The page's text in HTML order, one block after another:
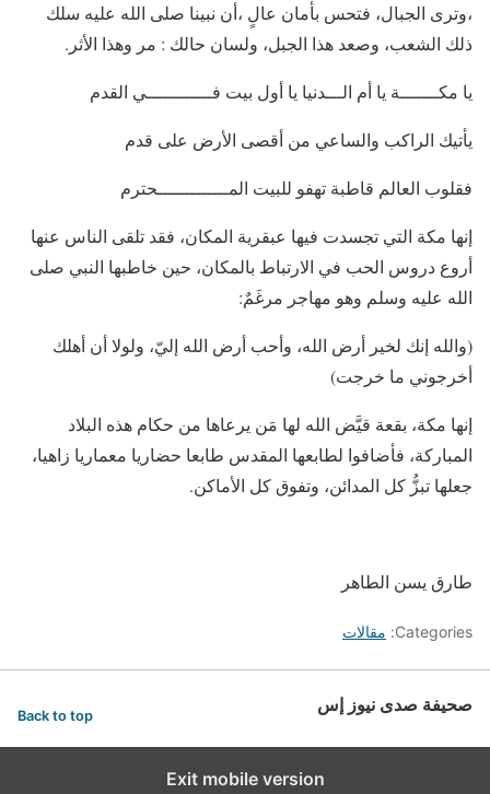
،وترى الجبال، فتحس بأمان عالٍ ،أن نبينا صلى الله عليه سلك
ذلك الشعب، وصعد هذا الجبل، ولسان حالك : مر وهذا الأثر.
يا مكـــــــة يا أم الـــدنيا يا أول بيت فــــــــــــي القدم
يأتيك الراكب والساعي من أقصى الأرض على قدم
فقلوب العالم قاطبة تهفو للبيت المـــــــــــــحترم
إنها مكة التي تجسدت فيها عبقرية المكان، فقد تلقى الناس عنها
أروع دروس الحب في الارتباط بالمكان، حين خاطبها النبي صلى
الله عليه وسلم وهو مهاجر مرغَمٌ:
(والله إنك لخير أرض الله، وأحب أرض الله إليّ، ولولا أن أهلك
أخرجوني ما خرجت)
إنها مكة، بقعة قيَّض الله لها مَن يرعاها من حكام هذه البلاد
المباركة، فأضافوا لطابعها المقدس طابعا حضاريا معماريا زاهيا،
جعلها تبزُّ كل المدائن، وتفوق كل الأماكن.
طارق يسن الطاهر
Categories: مقالات
صحيفة صدى نيوز إس Back to top
Exit mobile version